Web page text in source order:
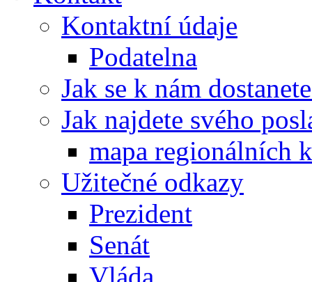
Kontaktní údaje
Podatelna
Jak se k nám
Jak najdete svého
mapa regionálních
Užitečné odkazy
Prezident
Senát
Vláda